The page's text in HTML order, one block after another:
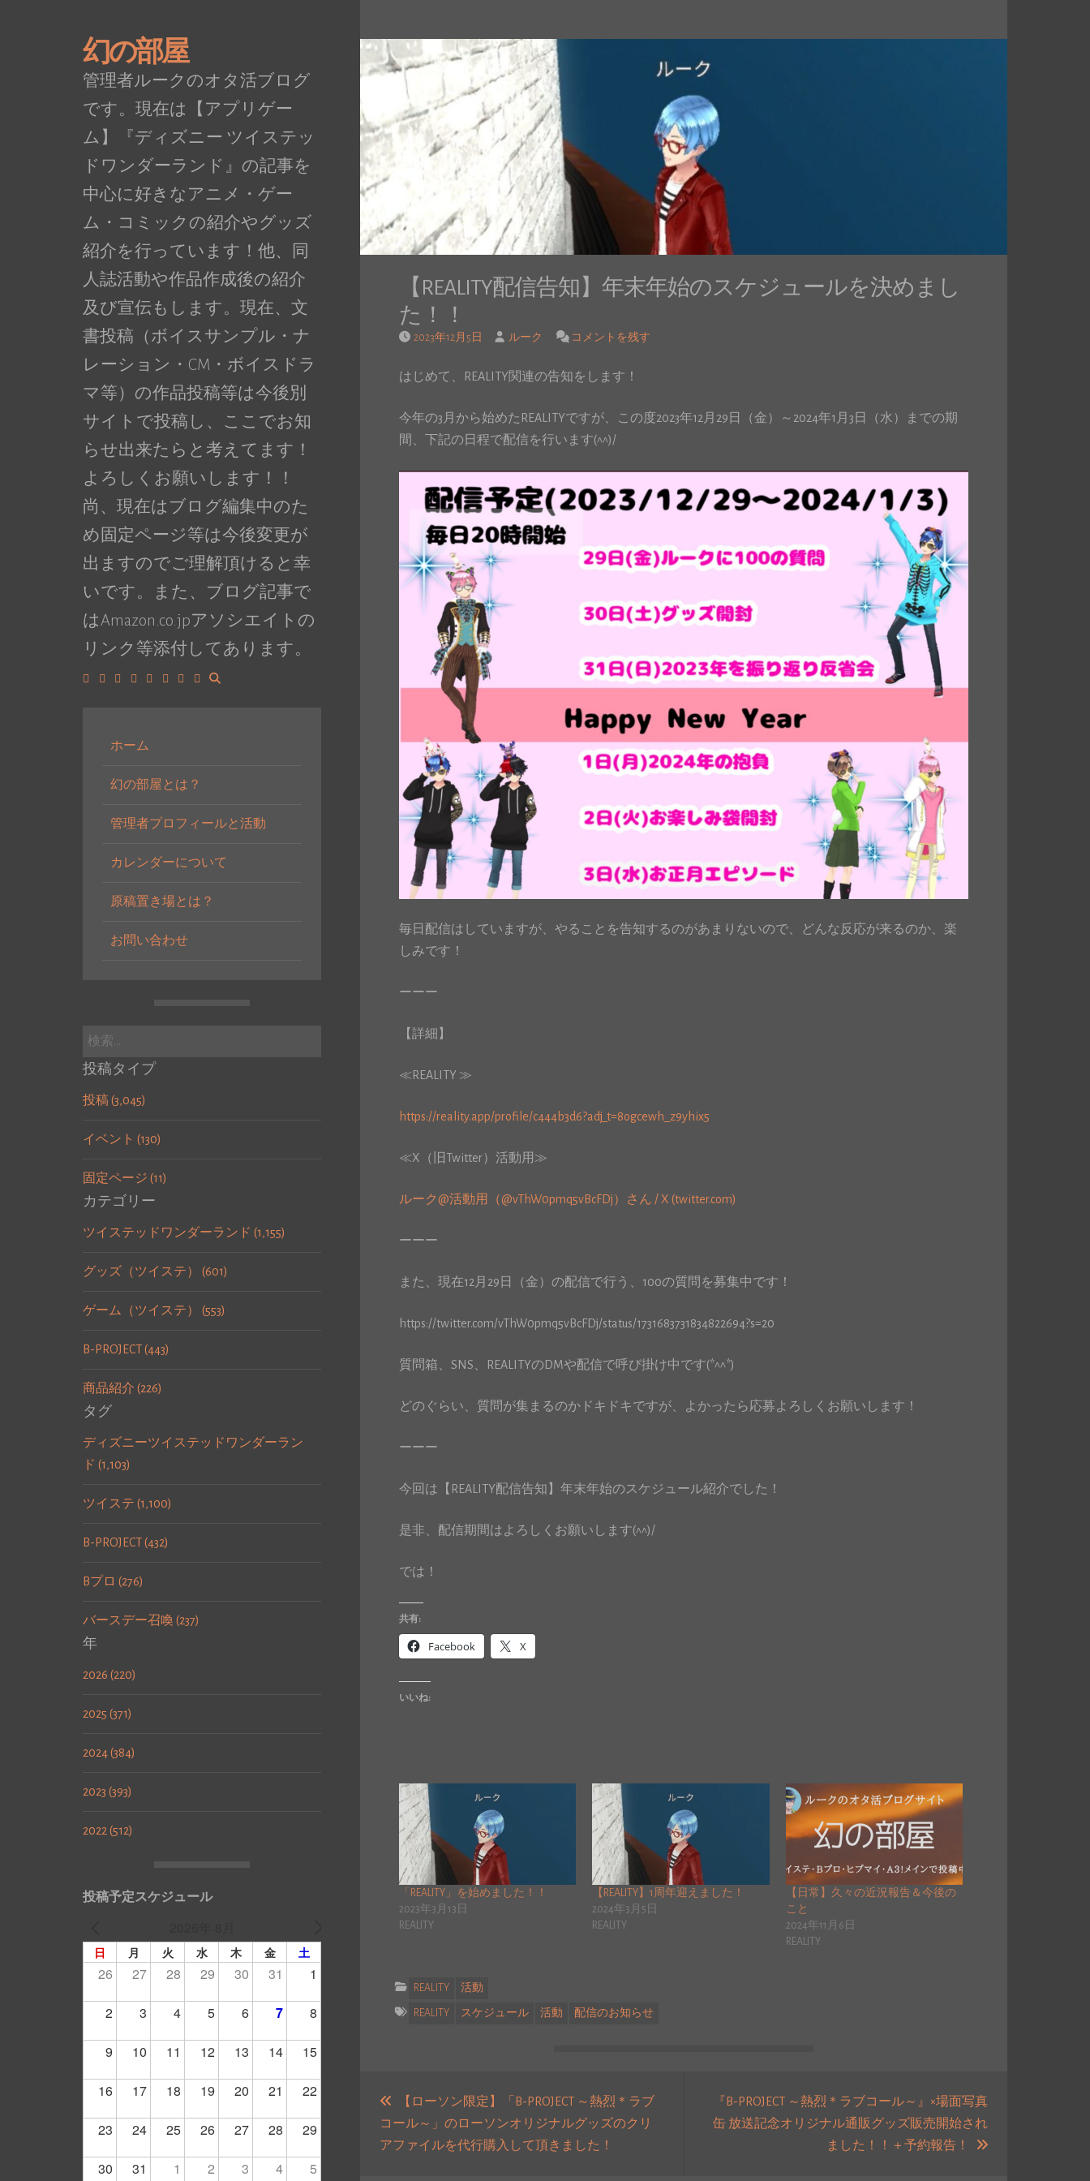
幻の部屋
管理者ルークのオタ活ブログ
です。現在は【アプリゲー
ム】『ディズニー ツイステッ
ドワンダーランド』の記事を
中心に好きなアニメ・ゲー
ム・コミックの紹介やグッズ
紹介を行っています！他、同
人誌活動や作品作成後の紹介
及び宣伝もします。現在、文
書投稿（ボイスサンプル・ナ
レーション・CM・ボイスドラ
マ等）の作品投稿等は今後別
サイトで投稿し、ここでお知
らせ出来たらと考えてます！
よろしくお願いします！！
尚、現在はブログ編集中のた
め固定ページ等は今後変更が
出ますのでご理解頂けると幸
いです。また、ブログ記事で
はAmazon.co.jpアソシエイトの
リンク等添付してあります。
ホーム
幻の部屋とは？
管理者プロフィールと活動
カレンダーについて
原稿置き場とは？
お問い合わせ
検
投稿タイプ
投稿 (3,045)
イベント (130)
固定ページ (11)
カテゴリー
ツイステッドワンダーランド (1,155)
グッズ（ツイステ） (601)
ゲーム（ツイステ） (553)
B-PROJECT (443)
商品紹介 (226)
タグ
ディズニーツイステッドワンダーラン
ド (1,103)
ツイステ (1,100)
B-PROJECT (432)
Bプロ (276)
バースデー召喚 (237)
年
2026 (220)
2025 (371)
2024 (384)
2023 (393)
2022 (512)
投稿予定スケジュール
日 月 火 水 木 金 土
26 27 28 29 30 31 1
2 3 4 5 6 7 8
9 10 11 12 13 14 15
16 17 18 19 20 21 22
23 24 25 26 27 28 29
30 31 1 2 3 4 5
【REALITY配信告知】年末年始のスケジュールを決めまし
た！！
2023年12月5日 ルーク コメントを残す
はじめて、REALITY関連の告知をします！
今年の3月から始めたREALITYですが、この度2023年12月29日（金）～2024年1月3日（水）までの期
間、下記の日程で配信を行います(^^)/
毎日配信はしていますが、やることを告知するのがあまりないので、どんな反応が来るのか、楽
しみです！
ーーー
【詳細】
≪REALITY ≫
https://reality.app/profile/c444b3d6?adj_t=8ogcewh_z9yhix5
≪X（旧Twitter）活動用≫
ルーク@活動用（@vThW0pmq5vBcFDj）さん / X (twitter.com)
ーーー
また、現在12月29日（金）の配信で行う、100の質問を募集中です！
https://twitter.com/vThW0pmq5vBcFDj/status/1731683731834822694?s=20
質問箱、SNS、REALITYのDMや配信で呼び掛け中です(*^^*)
どのぐらい、質問が集まるのかドキドキですが、よかったら応募よろしくお願いします！
ーーー
今回は【REALITY配信告知】年末年始のスケジュール紹介でした！
是非、配信期間はよろしくお願いします(^^)/
では！
共有:
Facebook X
いいね:
「REALITY」を始めました！！
2023年3月13日
REALITY
【REALITY】1周年迎えました！
2024年3月5日
REALITY
【日常】久々の近況報告＆今後の
こと
2024年11月6日
REALITY
REALITY 活動
REALITY スケジュール 活動 配信のお知らせ
【ローソン限定】「B-PROJECT ～熱烈＊ラブ
コール～」のローソンオリジナルグッズのクリ
アファイルを代行購入して頂きました！
『B-PROJECT ～熱烈＊ラブコール～』×場面写真
缶 放送記念オリジナル通販グッズ販売開始され
ました！！＋予約報告！
次